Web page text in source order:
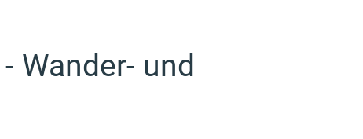
Wander- und